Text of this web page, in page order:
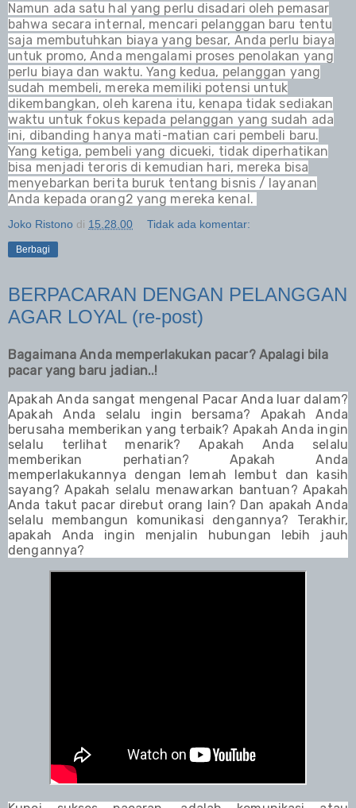
Namun ada satu hal yang perlu disadari oleh pemasar
bahwa secara internal, mencari pelanggan baru tentu
saja membutuhkan biaya yang besar, Anda perlu biaya
untuk promo, Anda mengalami proses penolakan yang
perlu biaya dan waktu. Yang kedua, pelanggan yang
sudah membeli, mereka memiliki potensi untuk
dikembangkan, oleh karena itu, kenapa tidak sediakan
waktu untuk fokus kepada pelanggan yang sudah ada
ini, dibanding hanya mati-matian cari pembeli baru.
Yang ketiga, pembeli yang dicueki, tidak diperhatikan
bisa menjadi teroris di kemudian hari, mereka bisa
menyebarkan berita buruk tentang bisnis / layanan
Anda kepada orang2 yang mereka kenal.
Joko Ristono di 15.28.00 Tidak ada komentar:
Berbagi
BERPACARAN DENGAN PELANGGAN
AGAR LOYAL (re-post)
Bagaimana Anda memperlakukan pacar? Apalagi bila
pacar yang baru jadian..!
Apakah Anda sangat mengenal Pacar Anda luar dalam?
Apakah Anda selalu ingin bersama? Apakah Anda
berusaha memberikan yang terbaik? Apakah Anda ingin
selalu terlihat menarik? Apakah Anda selalu
memberikan perhatian? Apakah Anda
memperlakukannya dengan lemah lembut dan kasih
sayang? Apakah selalu menawarkan bantuan? Apakah
Anda takut pacar direbut orang lain? Dan apakah Anda
selalu membangun komunikasi dengannya? Terakhir,
apakah Anda ingin menjalin hubungan lebih jauh
dengannya?